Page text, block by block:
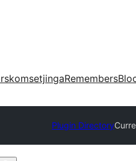
Remembers
Plugin Directory